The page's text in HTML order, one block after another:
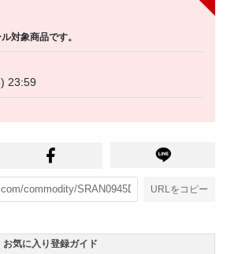
対象商品です。
23:59
URLをコピー
お気に入り登録ガイド